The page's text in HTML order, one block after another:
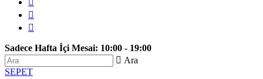



Sadece Hafta İçi Mesai: 10:00 - 19:00
 Ara
SEPET